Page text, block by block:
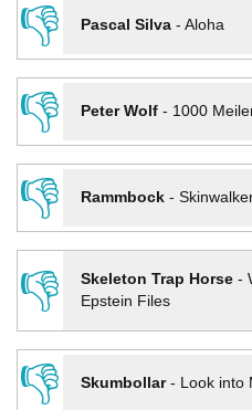
👎
Pascal Silva- Aloha
👎
Peter Wolf- 1000
👎
Rammbock-
👎
Skeleton Trap Horse-
Epstein Files
👎
Skumbollar- Look into